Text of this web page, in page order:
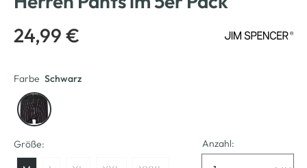
24,99 €
Farbe Schwarz
Größe: Anzahl: